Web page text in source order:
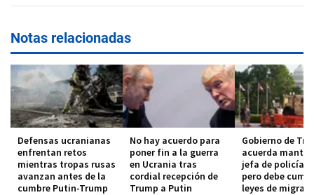
Notas relacionadas
Defensas ucranianas
enfrentan retos
mientras tropas rusas
avanzan antes de la
cumbre Putin-Trump
No hay acuerdo para
poner fin a la guerra
en Ucrania tras
cordial recepción de
Trump a Putin
Gobierno de
acuerda
jefa de policía
pero debe
leyes de